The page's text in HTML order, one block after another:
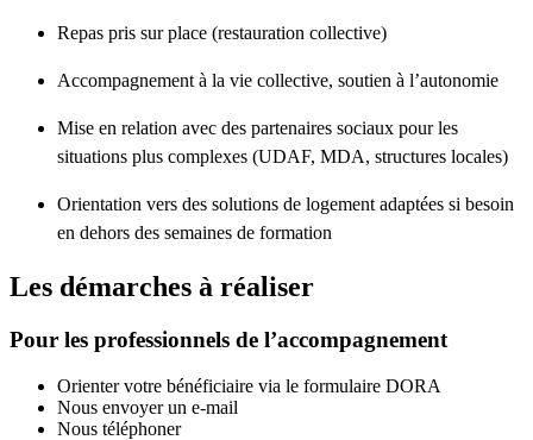
Repas pris sur place (restauration collective)
Accompagnement à la vie collective, soutien à l’autonomie
Mise en relation avec des partenaires sociaux pour les
situations plus complexes (UDAF, MDA, structures locales)
Orientation vers des solutions de logement adaptées si besoin
en dehors des semaines de formation
Les démarches à réaliser
Pour les professionnels de l’accompagnement
Orienter votre bénéficiaire via le formulaire DORA
Nous envoyer un e-mail
Nous téléphoner